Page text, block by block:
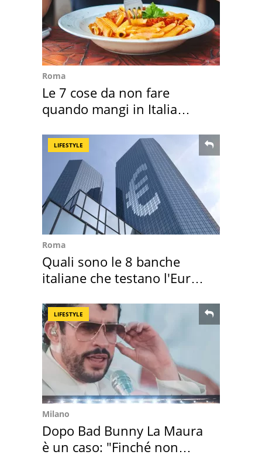
Roma
Le 7 cose da non fare
quando mangi in Italia
LIFESTYLE
Roma
Quali sono le 8 banche
italiane che testano l'Euro
LIFESTYLE
Milano
Dopo Bad Bunny La Maura
è un caso: "Finché non